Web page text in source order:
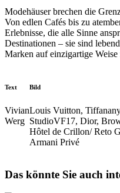
Modehäuser brechen die
Von edlen Cafés bis zu
Erlebnisse, die alle Sinne
Destinationen – sie sind
Marken auf einzigartige Weise
Text
Vivian
Werg
Bild
Louis Vuitton,
StudioVF17, Dior,
Hôtel de Crillon/ Reto
Armani Privé
Das könnte Sie auch